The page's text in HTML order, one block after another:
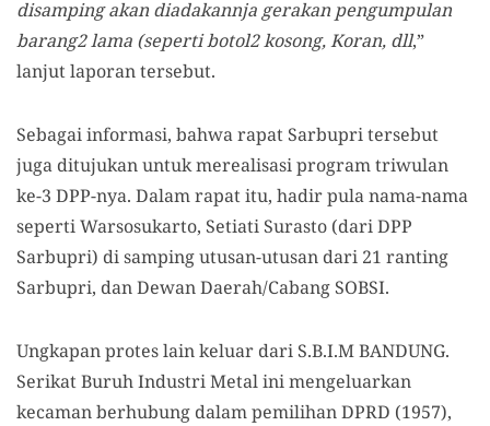
disamping akan diadakannja gerakan pengumpulan
barang2 lama (seperti botol2 kosong, Koran, dll,”
lanjut laporan tersebut.
Sebagai informasi, bahwa rapat Sarbupri tersebut
juga ditujukan untuk merealisasi program triwulan
ke-3 DPP-nya. Dalam rapat itu, hadir pula nama-nama
seperti Warsosukarto, Setiati Surasto (dari DPP
Sarbupri) di samping utusan-utusan dari 21 ranting
Sarbupri, dan Dewan Daerah/Cabang SOBSI.
Ungkapan protes lain keluar dari S.B.I.M BANDUNG.
Serikat Buruh Industri Metal ini mengeluarkan
kecaman berhubung dalam pemilihan DPRD (1957),